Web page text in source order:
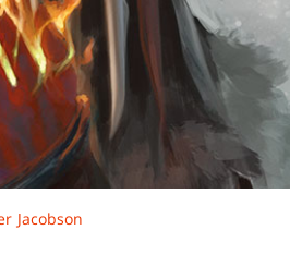
Jacobson